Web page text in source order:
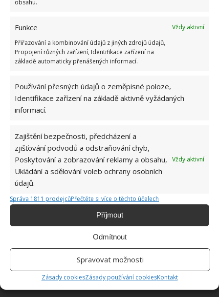
obsahu.
Funkce
Vždy aktivní
Přiřazování a kombinování údajů z jiných zdrojů údajů,
Propojení různých zařízení, Identifikace zařízení na
základě automaticky přenášených informací.
Používání přesných údajů o zeměpisné poloze,
Identifikace zařízení na základě aktivně vyžádaných
informací.
Zajištění bezpečnosti, předcházení a
zjišťování podvodů a odstraňování chyb,
Poskytování a zobrazování reklamy a obsahu,
Ukládání a sdělování voleb ochrany osobních
údajů.
Vždy aktivní
Správa 1811 prodejcůPřečtěte si více o těchto účelech
Příjmout
Odmítnout
Spravovat možnosti
Zásady cookiesZásady používání cookiesKontakt
HMYZ OVOCNÉ STROMY ŠKŮDCI
Jiří Kolář
Absolvent České zemědělské
univerzity, který je již od malička
velkým kutilem. V podstatě vše, co je
možné najít v j...